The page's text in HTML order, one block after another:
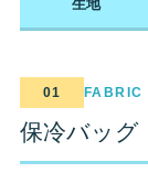
生地
01 FABRIC
保冷バッグ